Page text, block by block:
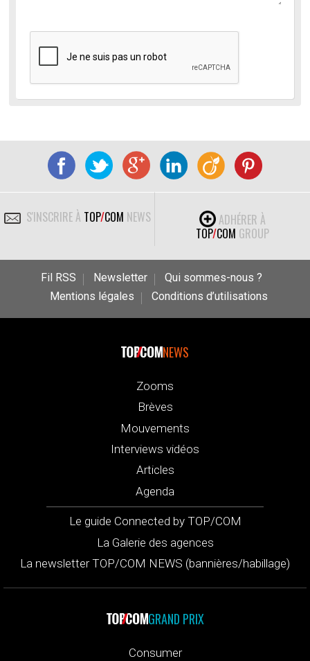
S'INSCRIRE À TOP/COM NEWS
ADHÉRER À
TOP/COM GROUP
Fil RSS Newsletter
Qui sommes-nous ?
Mentions légales
Conditions d’utilisations
NEWS
Zooms
Brèves
Mouvements
Interviews vidéos
Articles
Agenda
Le guide Connected by TOP/COM
La Galerie des agences
La newsletter TOP/COM NEWS (bannières/habillage)
GRAND PRIX
Consumer